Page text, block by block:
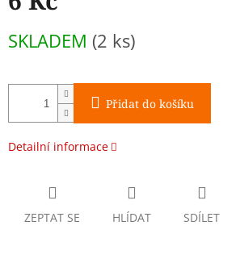
cena:
SKLADEM (2 ks)
Přidat do košíku
Detailní informace
ZEPTAT SE HLÍDAT SDÍLET